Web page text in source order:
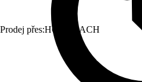
Prodej přes:HORNBACH